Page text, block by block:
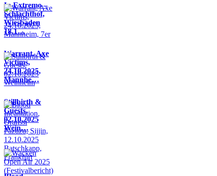
In Extremo –
Schlachthof,
Wiesbaden
18.1…
Warrant, Axe
Victims,
24.10.2025,
Mannhe…
Stillbirth &
Guests,
02.10.2025
Wein…